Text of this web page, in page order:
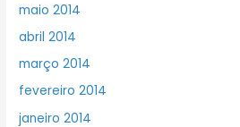
maio 2014
abril 2014
março 2014
fevereiro 2014
janeiro 2014